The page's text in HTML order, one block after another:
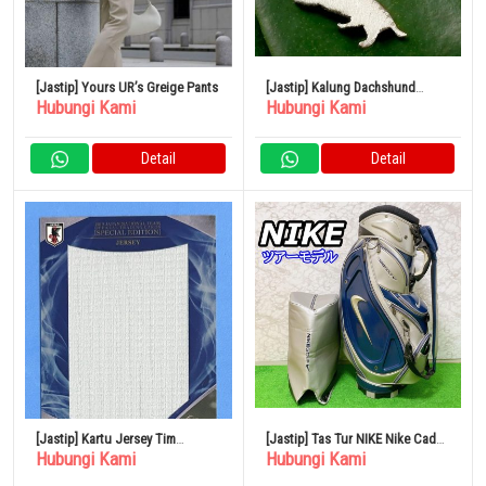
[Jastip] Yours UR’s Greige Pants
Hubungi Kami
Detail
[Jastip] Kalung Dachshund
Liontin Motif Anjing Emas Putih
Hubungi Kami
Detail
[Jastip] Kartu Jersey Tim
Nasional Sepak Bola Jepang FC
Hubungi Kami
[Jastip] Tas Tur NIKE Nike Caddy
Tipe 9,5
Hubungi Kami